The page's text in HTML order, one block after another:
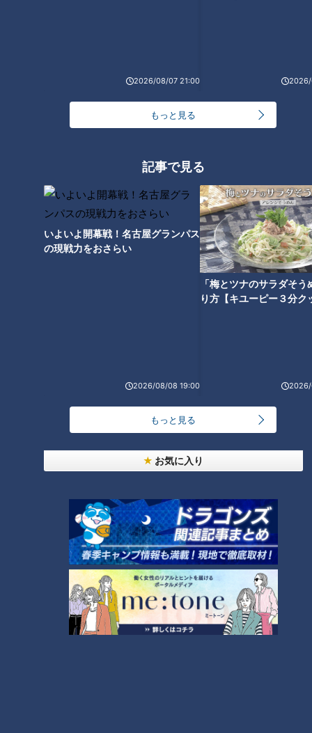
2026/08/07 21:00 2026/
もっと見る
記事で見る
いよいよ開幕戦！名古屋グランパス
の現戦力をおさらい
2026/08/08 19:00
「梅とツナのサラダそう
り方【キユーピー３分ク
2026/
もっと見る
お気に入り
【切り抜きみてちょ】みんな大
【切り抜き】加藤アナ「一言、
アナ #お仕事 #みてちょてれび
【切り抜きみてちょ】呉っ！？
#サンドラ #ドラゴンズ #若狭ア
ナ #夏目アナ #榊原アナ #アナ
榊原アナ #夏目アナ #永岡アナ
#フリートーク #雑談
ナ・榊原アナ「diana？」 #夏目
アナ #サンドラ #ドラゴンズ #
野球 #榊原アナ #若狭アナ
#diana
永岡歩
番組紹介
アナウンサー
アナウンサーYouTube企画